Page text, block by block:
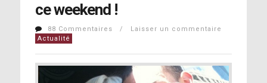
ce weekend !
88 Commentaires / Laisser un commentaire
Actualité